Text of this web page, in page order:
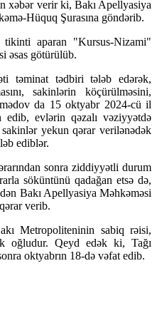
xəbər verir ki, Bakı Apellyasiya
Hüquq Şurasına göndərib.
tikinti aparan "Kursus-Nizami"
əsas götürülüb.
təminat tədbiri tələb edərək,
sakinlərin köçürülməsini,
da 15 oktyabr 2024-cü il
evlərin qəzalı vəziyyətdə
yekun qərar verilənədək
ediblər.
sonra ziddiyyətli durum
söküntünü qadağan etsə də,
Bakı Apellyasiya Məhkəməsi
verib.
Metropoliteninin sabiq rəisi,
oğludur. Qeyd edək ki, Tağı
oktyabrın 18-də vəfat edib.